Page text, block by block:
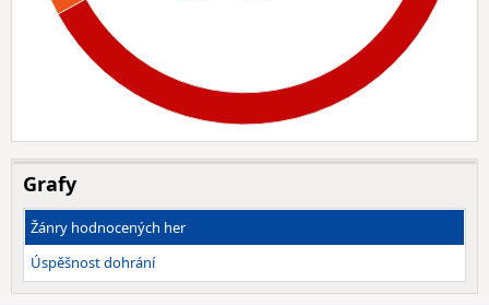
Grafy
Žánry hodnocených her
Úspěšnost dohrání